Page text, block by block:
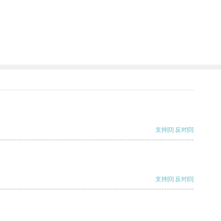
支持[0] 反对[0]
支持[0] 反对[0]